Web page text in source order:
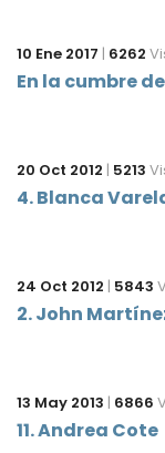
10 Ene 2017 | 6262
En la cumbre
20 Oct 2012 | 5213
4. Blanca
24 Oct 2012 | 5843
2. John
13 May 2013 | 6866
11. Andrea Cote